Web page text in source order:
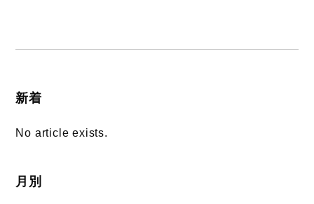
新着
No article exists.
月別